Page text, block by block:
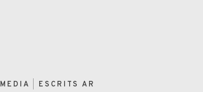
MEDIA ESCRITS AR